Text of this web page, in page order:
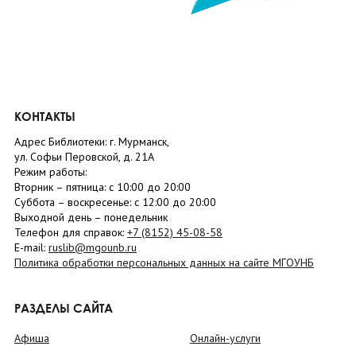
КОНТАКТЫ
Адрес Библиотеки: г. Мурманск,
ул. Софьи Перовской, д. 21А
Режим работы:
Вторник – пятница: с 10:00 до 20:00
Суббота – воскресенье: c 12:00 до 20:00
Выходной день – понедельник
Телефон для справок: +7 (8152) 45-08-58
E-mail: ruslib@mgounb.ru
Политика обработки персональных данных на сайте МГОУНБ
РАЗДЕЛЫ САЙТА
Афиша
Онлайн-услуги